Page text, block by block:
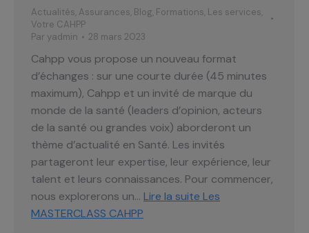
Actualités, Assurances, Blog, Formations, Les services,
Votre CAHPP
Par yadmin 28 mars 2023
Cahpp vous propose un nouveau format
d’échanges : sur une courte durée (45 minutes
maximum), Cahpp et un invité de marque du
monde de la santé (leaders d’opinion, acteurs
de la santé ou grandes voix) aborderont un
thème d’actualité en Santé. Les invités
partageront leur expertise, leur expérience, leur
talent et leurs connaissances. Pour commencer,
nous explorerons un… Lire la suite Les
MASTERCLASS CAHPP